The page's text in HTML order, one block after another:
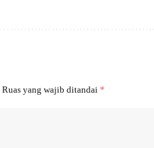
Ruas yang wajib ditandai *